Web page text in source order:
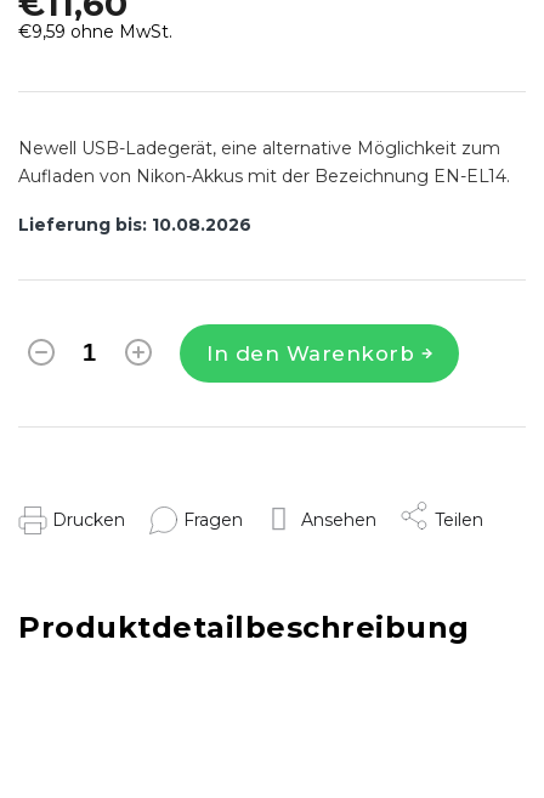
€9,59 ohne MwSt.
Lieferung bis: 10.08.2026
In den Warenkorb
Newell USB-Ladegerät, eine alternative Möglichkeit zum
Aufladen von Nikon-Akkus mit der Bezeichnung EN-EL14.
Drucken Fragen Ansehen Teilen
Produktdetailbeschreibung